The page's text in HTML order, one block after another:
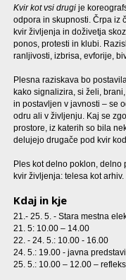
Kvir kot vsi drugije
odpora in skupnosti. Črpa iz
kvir življenja in doživetja
ponos, protesti in klubi.
ranljivosti, izbrisa, evforije,
Plesna raziskava bo
kako signalizira, si želi,
in postavljen v javnosti – se
odru ali v življenju. Kaj se
prostore, iz katerih so bila
delujejo drugače pod kvir
Ples kot delno poklon, delno
kvir življenja: telesa kot arhiv.
Kdaj in kje
21.- 25. 5. - Stara mestna
21. 5: 10.00 – 14.00
22. - 24. 5.: 10.00 - 16.00
24. 5.: 19.00 - javna
25. 5.: 10.00 – 12.00 –